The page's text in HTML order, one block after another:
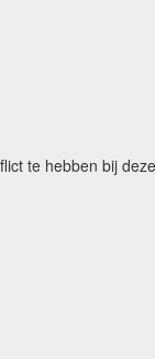
te hebben bij